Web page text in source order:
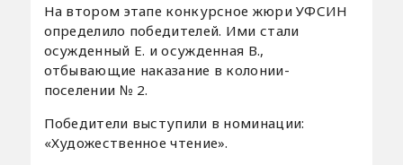
На втором этапе конкурсное жюри УФСИН
определило победителей. Ими стали
осужденный Е. и осужденная В.,
отбывающие наказание в колонии-
поселении № 2.
Победители выступили в номинации:
«Художественное чтение».